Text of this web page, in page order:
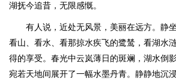
湖抚今追昔，无限感慨。
有人说，近处无风景，美丽在远方。静
看山、看水、看那掠水疾飞的鹭鸶，看湖水
得的享受。春光中云岚薄日的斑斓，湖水倒
宛若天地间展开了一幅水墨丹青。静静地沉